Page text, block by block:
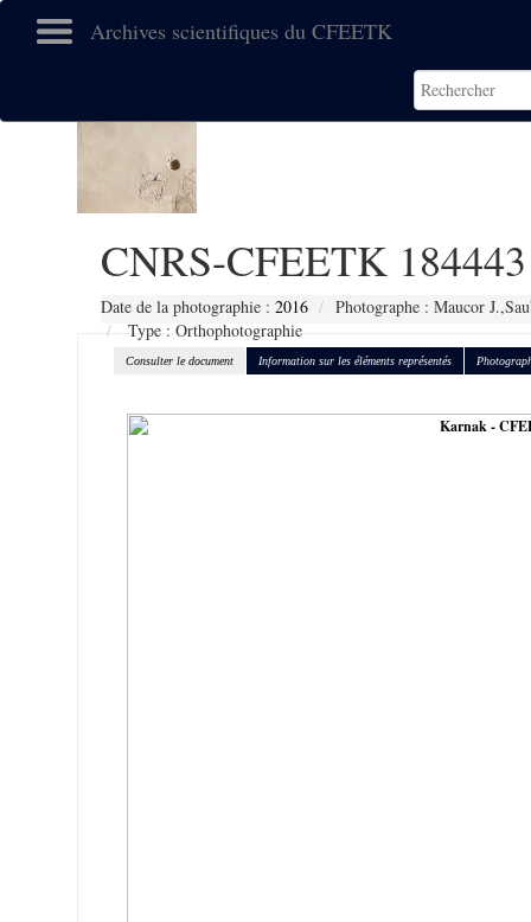
Archives scientifiques du CFEETK
CNRS-CFEETK 184443
Date de la photographie : 2016
Photographe : Maucor
Type : Orthophotographie
Consulter le document Information sur les éléments représentés